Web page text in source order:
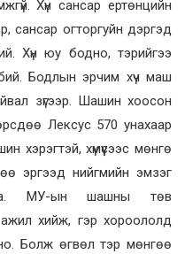
Хүн сансар ертөнцийн
сансар огторгуйн дэргэд
Хүн юу бодно, тэрийгээ
Бодлын эрчим хүч маш
зүгээр. Шашин хоосон
Лексус 570 унахаар
хэрэгтэй, хүмүүсээс мөнгө
эргээд нийгмийн эмзэг
МУ-ын шашны төв
ажил хийж, гэр хороололд
Болж өгвөл тэр мөнгөө